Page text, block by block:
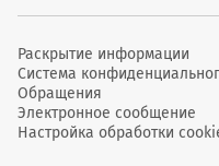
Раскрытие информации
Система
Обращения
Электронное сообщение
Настройка обработки